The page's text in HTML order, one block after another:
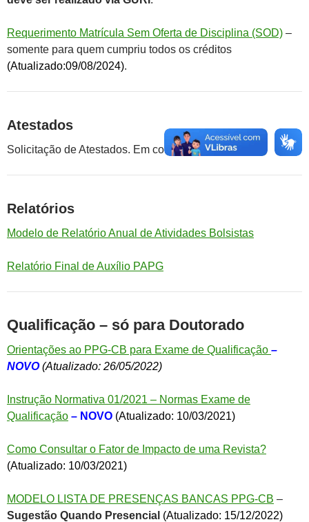
Requerimento Matrícula Sem Oferta de Disciplina (SOD) –
somente para quem cumpriu todos os créditos
(Atualizado:09/08/2024).
Atestados
Solicitação de Atestados. Em construção….
Relatórios
Modelo de Relatório Anual de Atividades Bolsistas
Relatório Final de Auxílio PAPG
Qualificação – só para Doutorado
Orientações ao PPG-CB para Exame de Qualificação –
NOVO(Atualizado: 26/05/2022)
Instrução Normativa 01/2021 – Normas Exame de
Qualificação – NOVO (Atualizado: 10/03/2021)
Como Consultar o Fator de Impacto de uma Revista?
(Atualizado: 10/03/2021)
MODELO LISTA DE PRESENÇAS BANCAS PPG-CB –
Sugestão Quando Presencial (Atualizado: 15/12/2022)